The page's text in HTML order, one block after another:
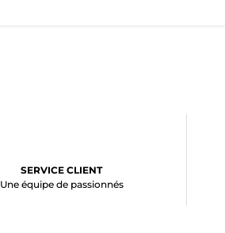
SERVICE CLIENT
Une équipe de passionnés